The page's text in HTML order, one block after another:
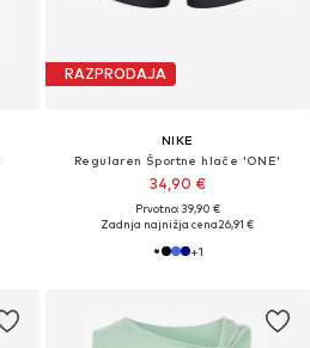
RAZPRODAJA
NIKE
Regularen Športne hlače 'ONE'
34,90 €
Prvotno: 39,90 €
Zadnja najnižja cena26,91 €
+1